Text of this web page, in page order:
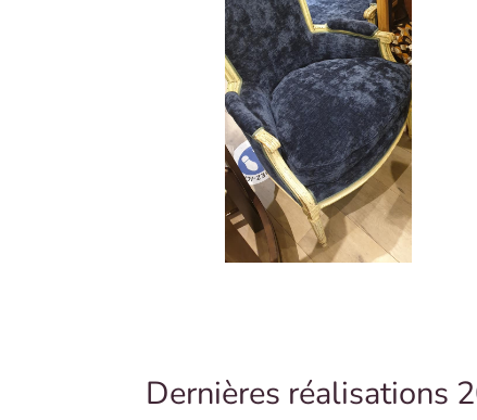
Dernières réalisations